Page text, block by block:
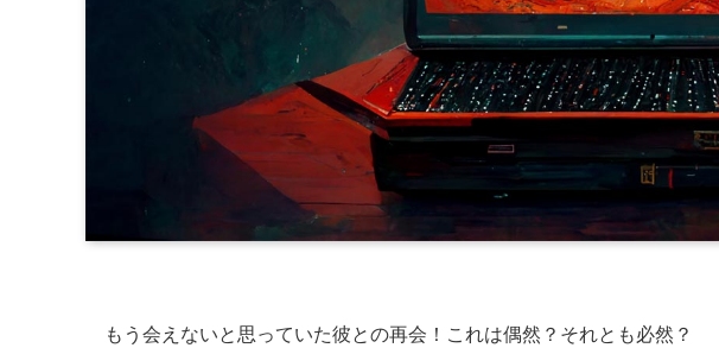
もう会えないと思っていた彼との再会！これは偶然？それとも必然？